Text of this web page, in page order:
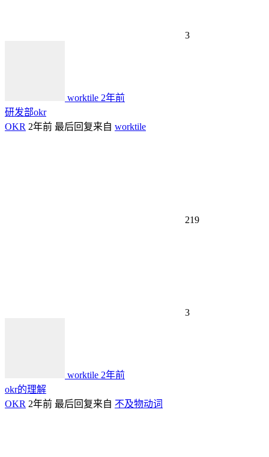
3
worktile 2年前
研发部okr
OKR 2年前 最后回复来自 worktile
219
3
worktile 2年前
okr的理解
OKR 2年前 最后回复来自 不及物动词